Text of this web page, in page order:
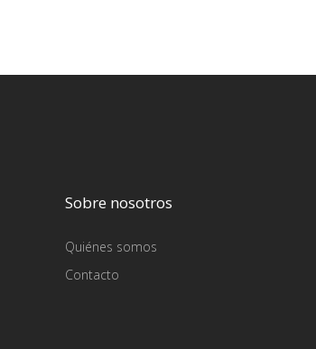
Sobre nosotros
Quiénes somos
Contacto